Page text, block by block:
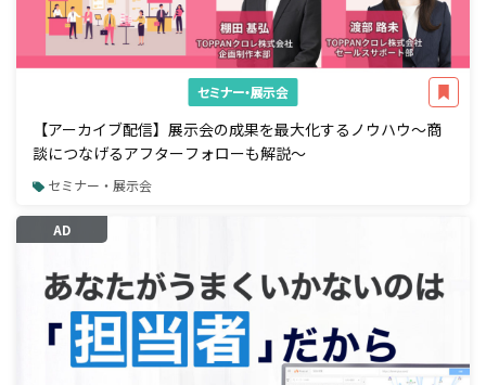
セミナー・展示会
【アーカイブ配信】展示会の成果を最大化するノウハウ～商
談につなげるアフターフォローも解説～
セミナー・展示会
AD